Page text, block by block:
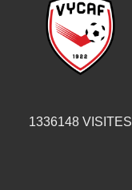
1336148VISITES